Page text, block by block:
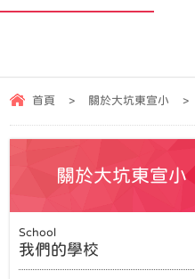
首頁 > 關於大坑東宣小 >
關於大坑東宣小
School
我們的學校